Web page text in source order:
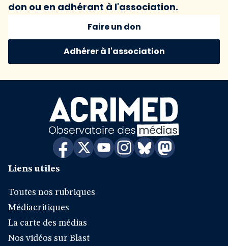
don ou en adhérant à l'association.
Faire un don
Adhérer à l'association
Liens utiles
Toutes nos rubriques
Médiacritiques
La carte des médias
Nos vidéos sur Blast